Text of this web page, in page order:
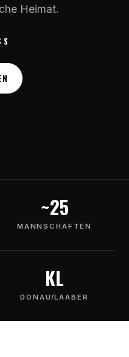
Heimat.
~25
MANNSCHAFTEN
KL
DONAU/LAABER